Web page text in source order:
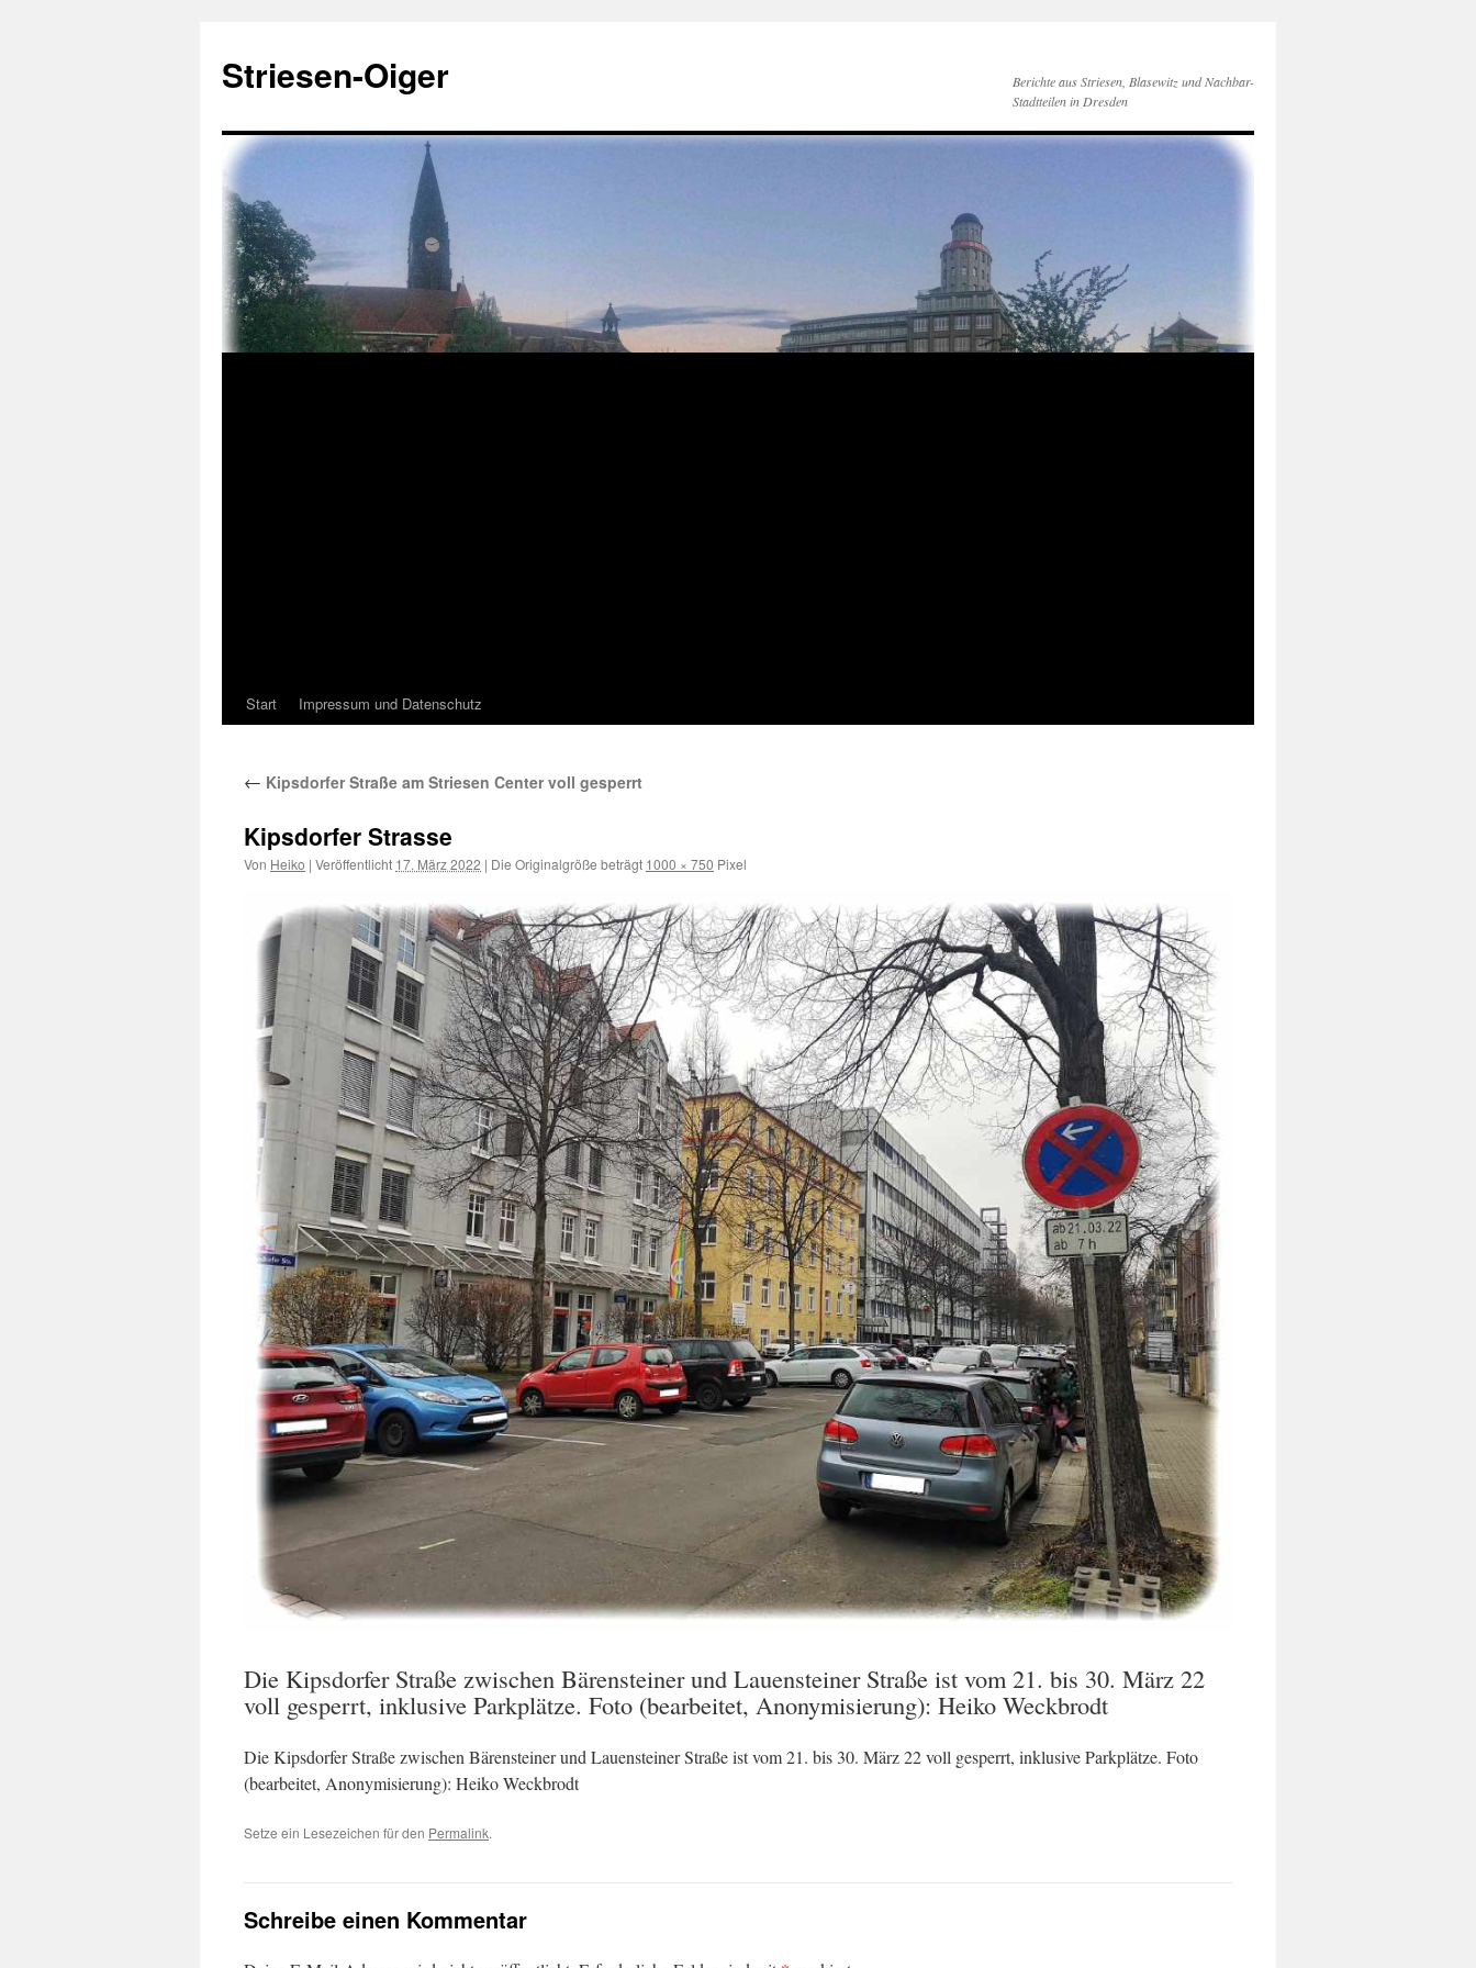
springen
Striesen-Oiger
Berichte aus Striesen, Blasewitz und Nachbar-
Stadtteilen in Dresden
Start Impressum und Datenschutz
← Kipsdorfer Straße am Striesen Center voll gesperrt
Kipsdorfer Strasse
Von Heiko | Veröffentlicht 17. März 2022 | Die Originalgröße beträgt 1000 × 750 Pixel
Die Kipsdorfer Straße zwischen Bärensteiner und Lauensteiner Straße ist vom 21. bis 30. März 22
voll gesperrt, inklusive Parkplätze. Foto (bearbeitet, Anonymisierung): Heiko Weckbrodt
Die Kipsdorfer Straße zwischen Bärensteiner und Lauensteiner Straße ist vom 21. bis 30. März 22 voll gesperrt, inklusive Parkplätze. Foto
(bearbeitet, Anonymisierung): Heiko Weckbrodt
Setze ein Lesezeichen für den Permalink.
Schreibe einen Kommentar